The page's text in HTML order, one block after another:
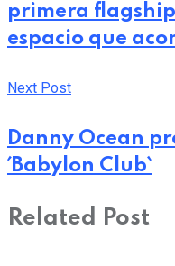
primera flagship
espacio que
Next Post
Danny Ocean
´Babylon Club`
Related Post